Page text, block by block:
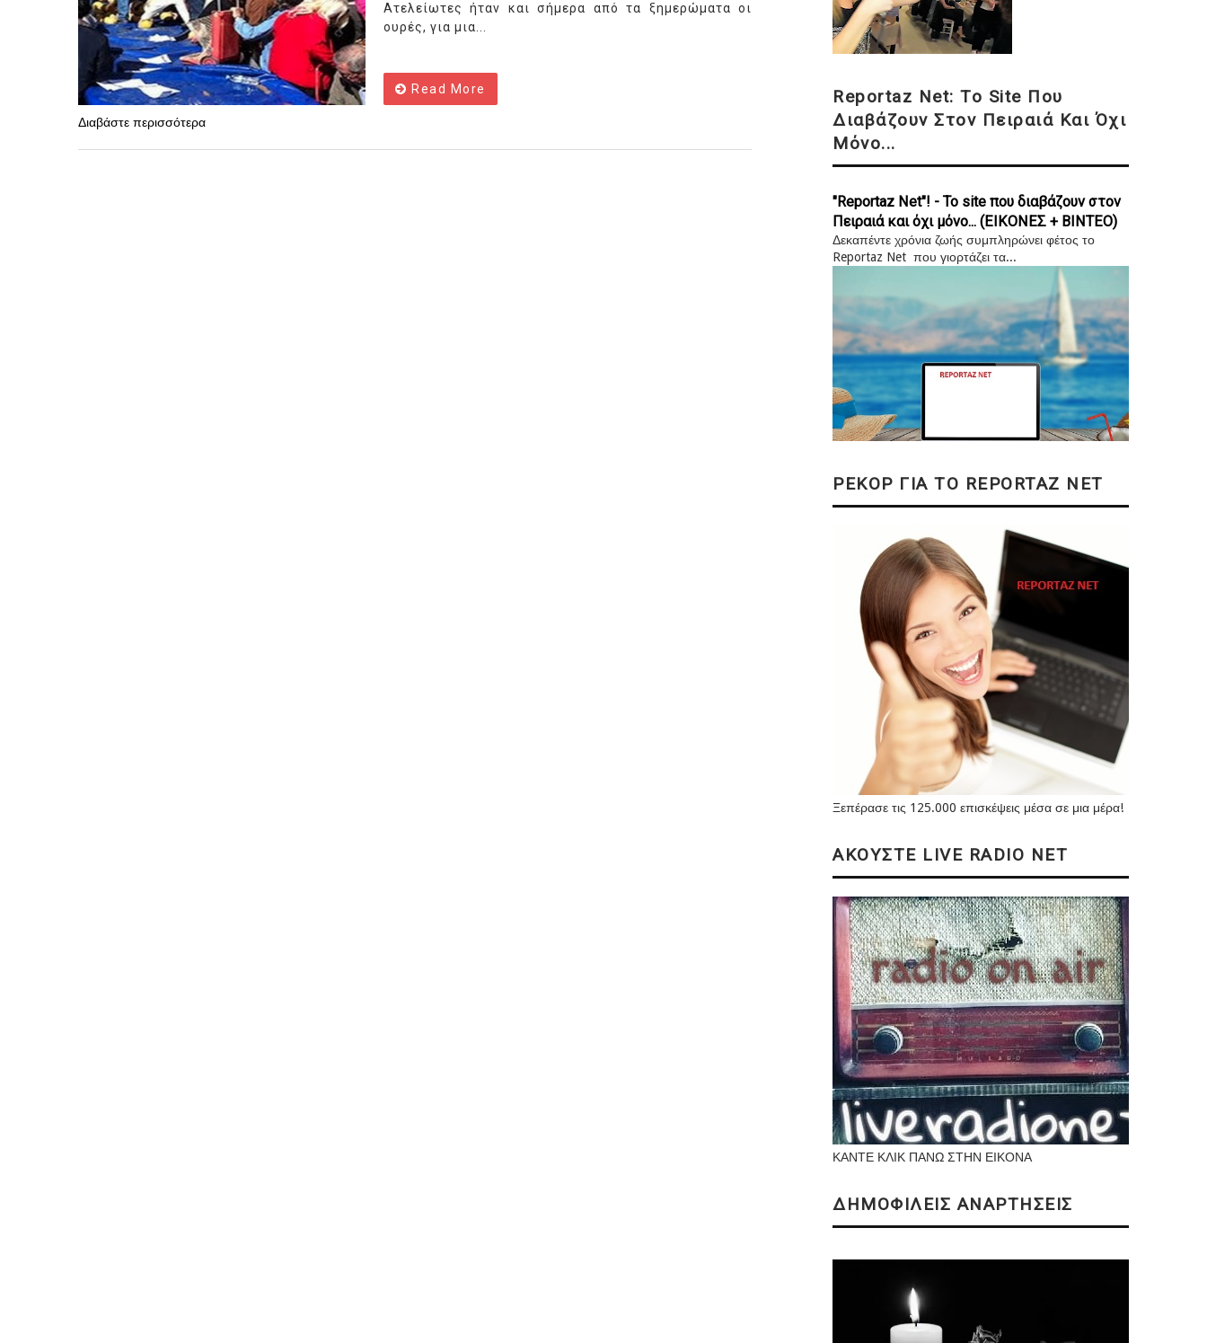
Ατελείωτες ήταν και σήμερα από τα ξημερώματα οι
ουρές, για μια...
Read More
Διαβάστε περισσότερα
Reportaz Net: Το Site Που
Διαβάζουν Στον Πειραιά Και Όχι
Μόνο...
"Reportaz Net"! - Το site που διαβάζουν στον
Πειραιά και όχι μόνο... (ΕΙΚΟΝΕΣ + ΒΙΝΤΕΟ)
Δεκαπέντε χρόνια ζωής συμπληρώνει φέτος το
Reportaz Net που γιορτάζει τα...
ΡΕΚΟΡ ΓΙΑ ΤΟ REPORTAZ NET
Ξεπέρασε τις 125.000 επισκέψεις μέσα σε μια μέρα!
ΑΚΟΥΣΤΕ LIVE RADIO NET
ΚΑΝΤΕ ΚΛΙΚ ΠΑΝΩ ΣΤΗΝ ΕΙΚΟΝΑ
ΔΗΜΟΦΙΛΕΙΣ ΑΝΑΡΤΗΣΕΙΣ